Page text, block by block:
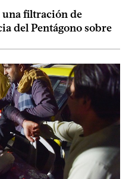
una filtración de
del Pentágono sobre